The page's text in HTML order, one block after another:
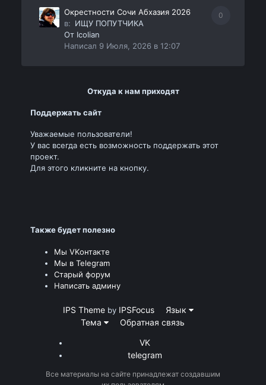
0
Окрестности Сочи Абхазия 2026
в: ИЩУ ПОПУТЧИКА
От Icolian
Написал 9 Июля, 2026 в 12:07
Откуда к нам приходят
Поддержать сайт
Уважаемые пользователи!
У вас всегда есть возможность поддержать этот
проект.
Для этого кликните на кнопку.
Также будет полезно
Мы VKонтакте
Мы в Telegram
Старый форум
Написать админу
IPS Theme by IPSFocus
Язык
Тема
Обратная связь
VK
telegram
Все материалы на сайте принадлежат создавшим